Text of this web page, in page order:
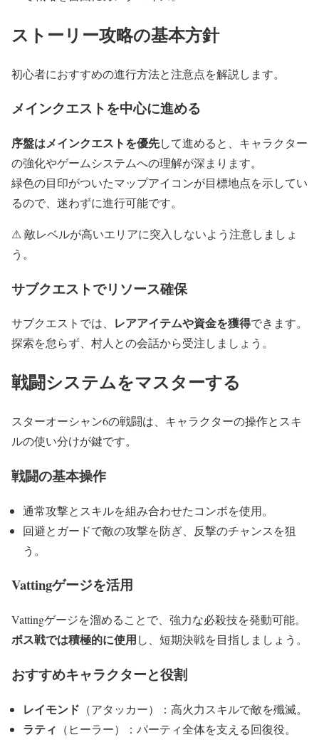
ストーリー攻略の基本方針
初心者におすすめの進行方法と注意点を解説します。
メインクエストを中心に進める
序盤はメインクエストを優先して進めると、キャラクター
の強化やゲームシステムへの理解が深まります。
緑色の目印がついたマップアイコンが目標地点を示してい
るので、迷わずに進行可能です。
⚠ 敵レベルが高いエリアに突入しないよう注意しましょ
う。
サブクエストでリソース確保
サブクエストでは、 レアアイテムや資金を獲得できます。
探索を怠らず、村人との会話から受注しましょう。
戦闘システムをマスターする
スターオーシャン6の戦闘は、キャラクターの操作とスキ
ルの使い分けが鍵です。
戦闘の基本操作
通常攻撃とスキルを組み合わせたコンボを使用。
回避とガードで敵の攻撃を防ぎ、反撃のチャンスを狙
う。
Vattingゲージを活用
Vattingゲージを溜めることで、強力な必殺技を発動可能。
ボス戦では積極的に使用し、短期決戦を目指しましょう。
おすすめキャラクターと役割
レイモンド （アタッカー）：高火力スキルで敵を殲滅。
ラティ （ヒーラー）：パーティ全体を支える回復役。